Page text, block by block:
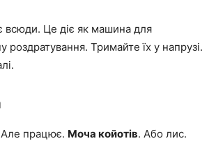
всюди. Це діє як машина для
роздратування. Тримайте їх у напрузі.
працює. Моча койотів. Або лис.